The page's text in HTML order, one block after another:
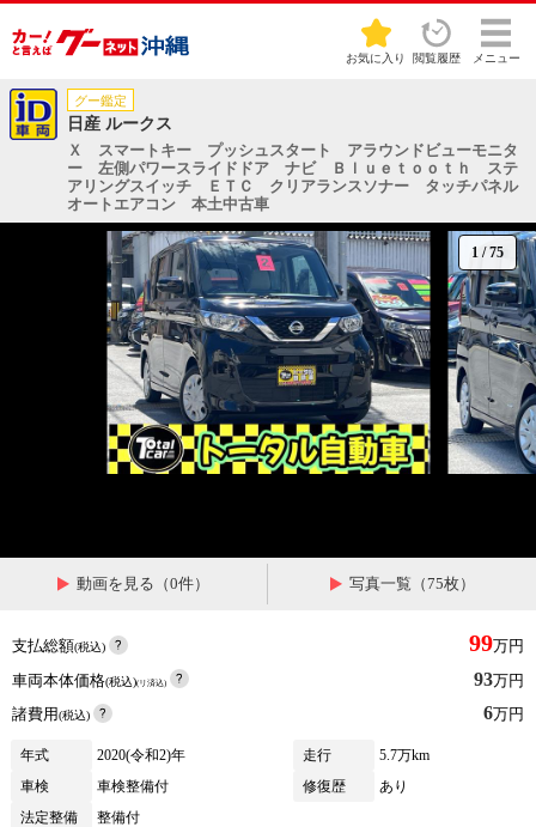
お気に入り 閲覧履歴 メニュー
グー鑑定
日産 ルークス
Ｘ スマートキー プッシュスタート アラウンドビューモニタ
ー 左側パワースライドドア ナビ Ｂｌｕｅｔｏｏｔｈ ステ
アリングスイッチ ＥＴＣ クリアランスソナー タッチパネル
オートエアコン 本土中古車
1 /75
動画を見る（0件） 写真一覧（75枚）
支払総額(税込) 99万円
車両本体価格(税込)(リ済込) 93万円
諸費用(税込) 6万円
年式 2020(令和2)年 走行
5.7万km
車検
車検整備付 修復歴
あり
法定整備
整備付